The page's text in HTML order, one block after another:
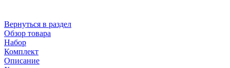
Вернуться в раздел
Обзор товара
Набор
Комплект
Описание